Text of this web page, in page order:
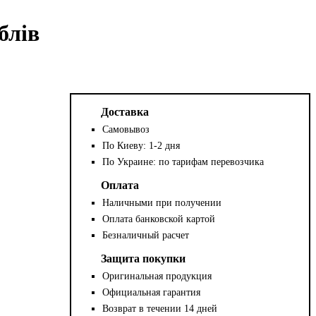
Доставка
Самовывоз
По Киеву: 1-2 дня
По Украине: по тарифам перевозчика
Оплата
Наличными при получении
Оплата банковской картой
Безналичный расчет
Защита покупки
Оригинальная продукция
Официальная гарантия
Возврат в течении 14 дней